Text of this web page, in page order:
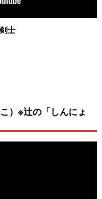
士
）※辻の「しんにょ